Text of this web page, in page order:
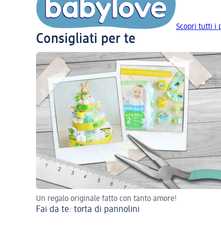
Scopri tutti i
Consigliati per te
Un regalo originale fatto con tanto amore!
Fai da te: torta di pannolini